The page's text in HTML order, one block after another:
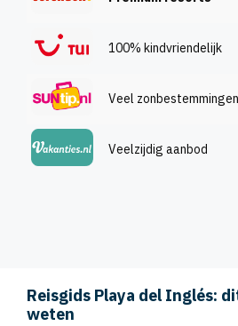
100% kindvriendelijk
Veel zonbestemmingen
Veelzijdig aanbod
Reisgids Playa del Inglés:
weten